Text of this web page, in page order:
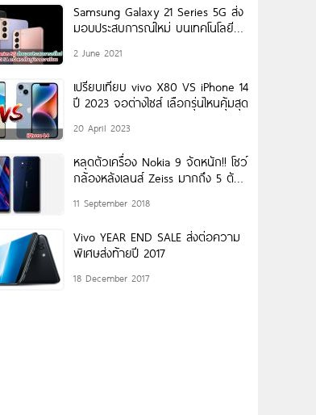
Samsung Galaxy 21 Series 5G ส่ง
มอบประสบการณ์ใหม่ บนเทคโนโลยี
2 June 2021
เปรียบเทียบ vivo X80 VS iPhone 14
ปี 2023 จอต่างไซส์ เลือกรุ่นไหนคุ้มสุด
20 April 2023
หลุดตัวเครื่อง Nokia 9 จัดหนัก!! โชว์
กล้องหลังเลนส์ Zeiss มากถึง 5 ตัว
11 September 2018
Vivo YEAR END SALE ส่งต่อความ
พิเศษส่งท้ายปี 2017
18 December 2017